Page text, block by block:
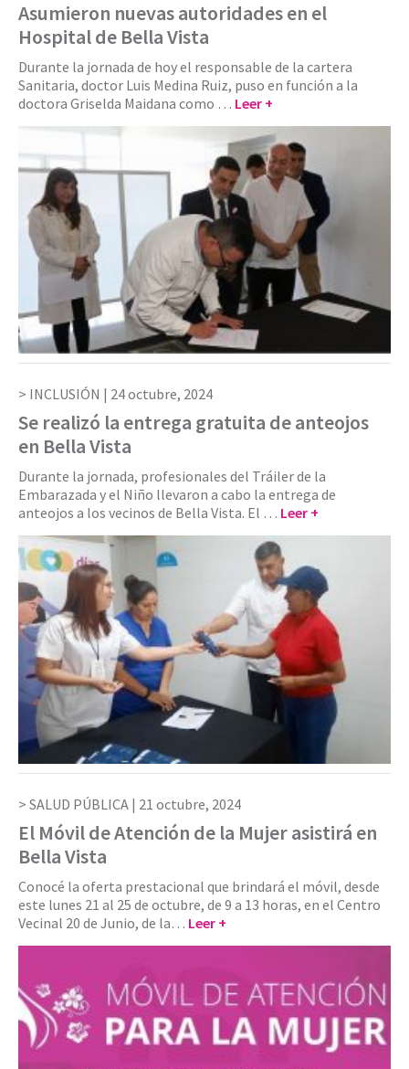
Asumieron nuevas autoridades en el
Hospital de Bella Vista
Durante la jornada de hoy el responsable de la cartera
Sanitaria, doctor Luis Medina Ruiz, puso en función a la
doctora Griselda Maidana como … Leer +
INCLUSIÓN | 24 octubre, 2024
Se realizó la entrega gratuita de anteojos
en Bella Vista
Durante la jornada, profesionales del Tráiler de la
Embarazada y el Niño llevaron a cabo la entrega de
anteojos a los vecinos de Bella Vista. El … Leer +
SALUD PÚBLICA | 21 octubre, 2024
El Móvil de Atención de la Mujer asistirá en
Bella Vista
Conocé la oferta prestacional que brindará el móvil, desde
este lunes 21 al 25 de octubre, de 9 a 13 horas, en el Centro
Vecinal 20 de Junio, de la… Leer +